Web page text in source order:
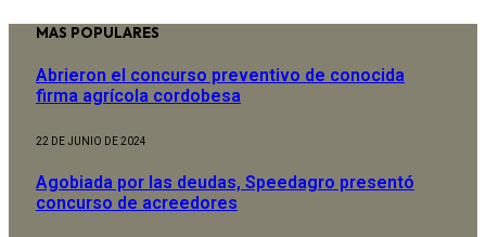
MAS POPULARES
Abrieron el concurso preventivo de conocida
firma agrícola cordobesa
22 DE JUNIO DE 2024
Agobiada por las deudas, Speedagro presentó
concurso de acreedores